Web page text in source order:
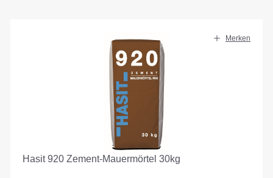
Merken
Hasit 920 Zement-Mauermörtel 30kg